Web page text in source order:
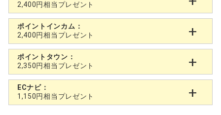
2,400円相当プレゼント
ポイントインカム：
2,400円相当プレゼント
ポイントタウン：
2,350円相当プレゼント
ECナビ：
1,150円相当プレゼント